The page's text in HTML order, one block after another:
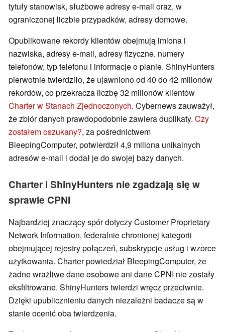
tytuły stanowisk, służbowe adresy e-mail oraz, w
ograniczonej liczbie przypadków, adresy domowe.
Opublikowane rekordy klientów obejmują imiona i
nazwiska, adresy e-mail, adresy fizyczne, numery
telefonów, typ telefonu i informacje o planie. ShinyHunters
pierwotnie twierdziło, że ujawniono od 40 do 42 milionów
rekordów, co przekracza liczbę 32 milionów klientów
Charter w Stanach Zjednoczonych. Cybernews zauważył,
że zbiór danych prawdopodobnie zawiera duplikaty. Czy
zostałem oszukany?, za pośrednictwem
BleepingComputer, potwierdził 4,9 miliona unikalnych
adresów e-mail i dodał je do swojej bazy danych.
Charter i ShinyHunters nie zgadzają się w
sprawie CPNI
Najbardziej znaczący spór dotyczy Customer Proprietary
Network Information, federalnie chronionej kategorii
obejmującej rejestry połączeń, subskrypcje usług i wzorce
użytkowania. Charter powiedział BleepingComputer, że
żadne wrażliwe dane osobowe ani dane CPNI nie zostały
eksfiltrowane. ShinyHunters twierdzi wręcz przeciwnie.
Dzięki upublicznieniu danych niezależni badacze są w
stanie ocenić oba twierdzenia.